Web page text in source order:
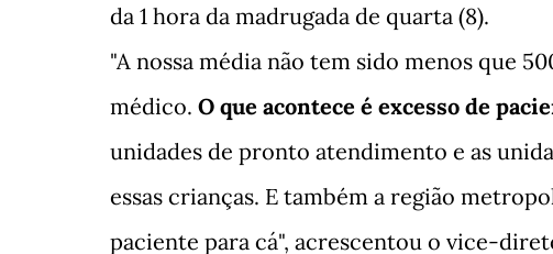
da 1 hora da madrugada de quarta (8).
"A nossa média não tem sido menos que
médico. O que acontece é excesso de
unidades de pronto atendimento e as
essas crianças. E também a região
paciente para cá", acrescentou o vice-